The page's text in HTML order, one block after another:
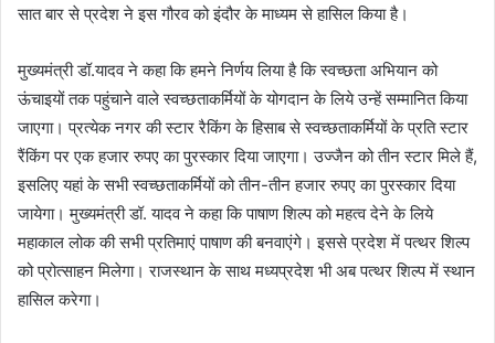
सात बार से प्रदेश ने इस गौरव को इंदौर के माध्यम से हासिल किया है।
मुख्यमंत्री डॉ.यादव ने कहा कि हमने निर्णय लिया है कि स्वच्छता अभियान को
ऊंचाइयों तक पहुंचाने वाले स्वच्छताकर्मियों के योगदान के लिये उन्हें सम्मानित किया
जाएगा। प्रत्येक नगर की स्टार रैकिंग के हिसाब से स्वच्छताकर्मियों के प्रति स्टार
रैंकिंग पर एक हजार रुपए का पुरस्कार दिया जाएगा। उज्जैन को तीन स्टार मिले हैं,
इसलिए यहां के सभी स्वच्छताकर्मियों को तीन-तीन हजार रुपए का पुरस्कार दिया
जायेगा। मुख्यमंत्री डॉ. यादव ने कहा कि पाषाण शिल्प को महत्व देने के लिये
महाकाल लोक की सभी प्रतिमाएं पाषाण की बनवाएंगे। इससे प्रदेश में पत्थर शिल्प
को प्रोत्साहन मिलेगा। राजस्थान के साथ मध्यप्रदेश भी अब पत्थर शिल्प में स्थान
हासिल करेगा।